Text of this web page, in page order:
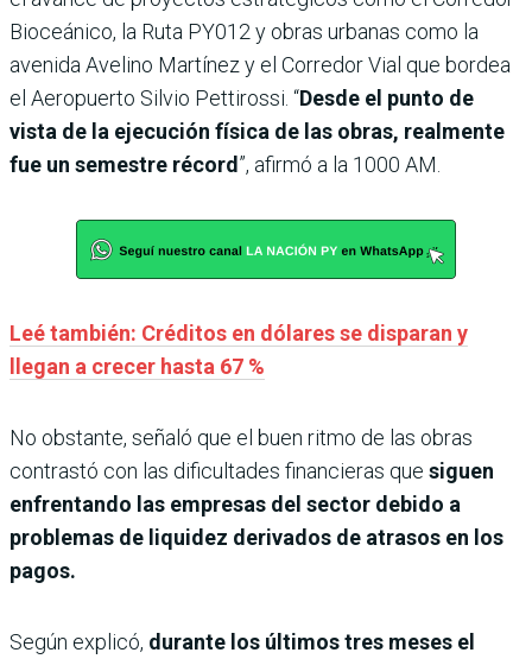
Bioceánico, la Ruta PY012 y obras urbanas como la
avenida Avelino Martínez y el Corredor Vial que bordea
el Aeropuerto Silvio Pettirossi. “Desde el punto de
vista de la ejecución física de las obras, realmente
fue un semestre récord”, afirmó a la 1000 AM.
Leé también: Créditos en dólares se disparan y
llegan a crecer hasta 67 %
No obstante, señaló que el buen ritmo de las obras
contrastó con las dificultades financieras que siguen
enfrentando las empresas del sector debido a
problemas de liquidez derivados de atrasos en los
pagos.
Según explicó, durante los últimos tres meses el